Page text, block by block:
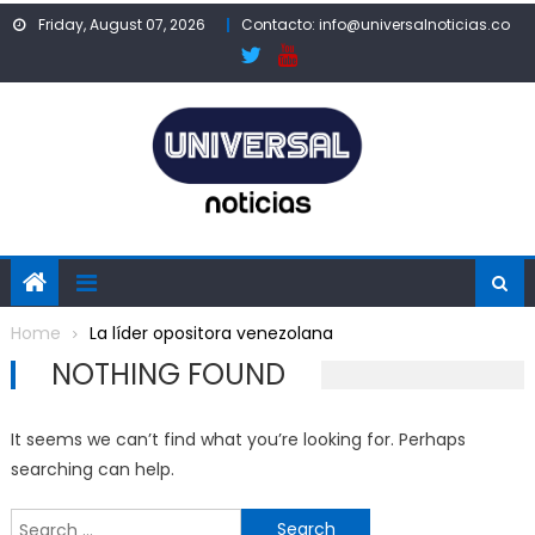
Skip
Friday, August 07, 2026 Contacto: info@universalnoticias.co
Home La líder opositora venezolana
NOTHING FOUND
It seems we can’t find what you’re looking for. Perhaps
searching can help.